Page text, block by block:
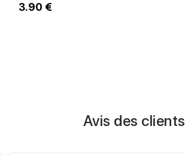
3.90 €
Avis des clients